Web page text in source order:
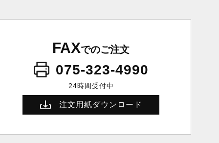
FAXでのご注文
075-323-4990
24時間受付中
注文用紙ダウンロード